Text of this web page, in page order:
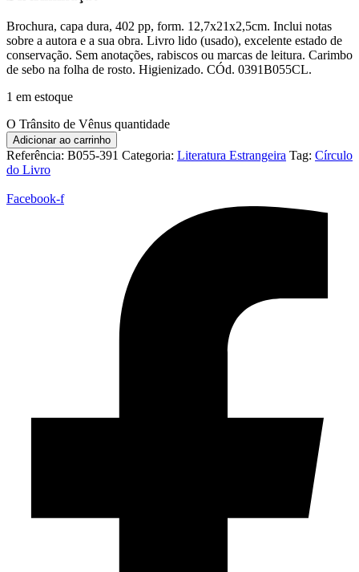
Brochura, capa dura, 402 pp, form. 12,7x21x2,5cm. Inclui notas
sobre a autora e a sua obra. Livro lido (usado), excelente estado de
conservação. Sem anotações, rabiscos ou marcas de leitura. Carimbo
de sebo na folha de rosto. Higienizado. CÓd. 0391B055CL.
1 em estoque
O Trânsito de Vênus quantidade
Adicionar ao carrinho
Referência: B055-391 Categoria: Literatura Estrangeira Tag: Círculo
do Livro
Facebook-f